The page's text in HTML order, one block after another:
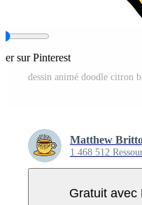
sur Pinterest
dessin animé doodle citron
Matthew
1 468 512
Gratuit avec